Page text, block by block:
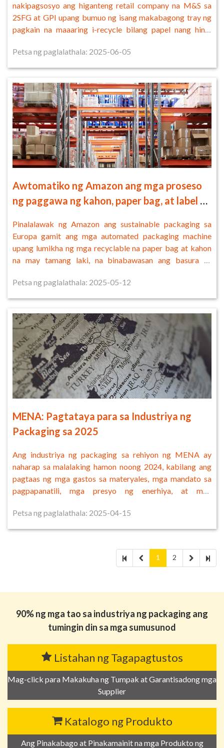
nakipagsosyo ang higanteng retail company na M&S sa
2SFG at GPI upang bumuo ng isang makabagong tray ng
pagkain na maaaring i-recycle bilang papel nang hindi
Petsa ng paglalathala: 2025-06-05
Awtomatiko ng Amazon ang mga proseso
ng paggawa ng kahon, paper bag, at label na
Pinalalawak ng Amazon ang sustainable packaging sa
Europa gamit ang mga automated packaging machine
upang lumikha ng mga recyclable na paper bag at kahon
na may tamang laki, na binabawasan ang basura sa
Petsa ng paglalathala: 2025-05-12
MENA: Pagtataya para sa Industriya ng
Packaging sa 2025
Ang industriya ng packaging sa rehiyon ng MENA ay
naharap sa malalaking hamon noong 2024, kabilang ang
pagtaas ng mga gastos sa materyales, mga mandato sa
pagpapanatili, mga presyo ng enerhiya, at mga
Petsa ng paglalathala: 2025-04-15
1 2
90% ng mga tao sa industriya ng packaging ang
tumingin din sa mga sumusunod
Listahan ng Tagapagtustos
Mag-click para Makakuha ng Tumpak at Garantisadong mga
Supplier
Katalogo ng Produkto
Ang Pinakabago at Pinakamainit na mga Produkto ng